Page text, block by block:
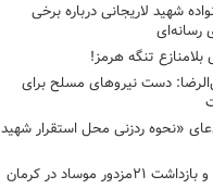
شهید لاریجانی درباره برخی
رسانه‌ای
بلامنازع تنگه هرمز!
دست نیروهای مسلح برای
«نحوه ردزنی محل استقرار شهید
موساد در کرمان